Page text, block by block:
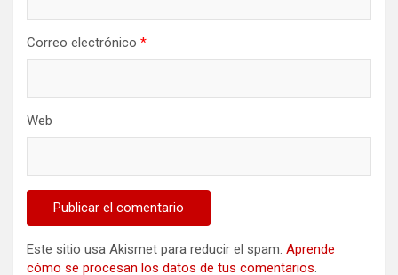
Correo electrónico *
Web
Este sitio usa Akismet para reducir el spam. Aprende
cómo se procesan los datos de tus comentarios.